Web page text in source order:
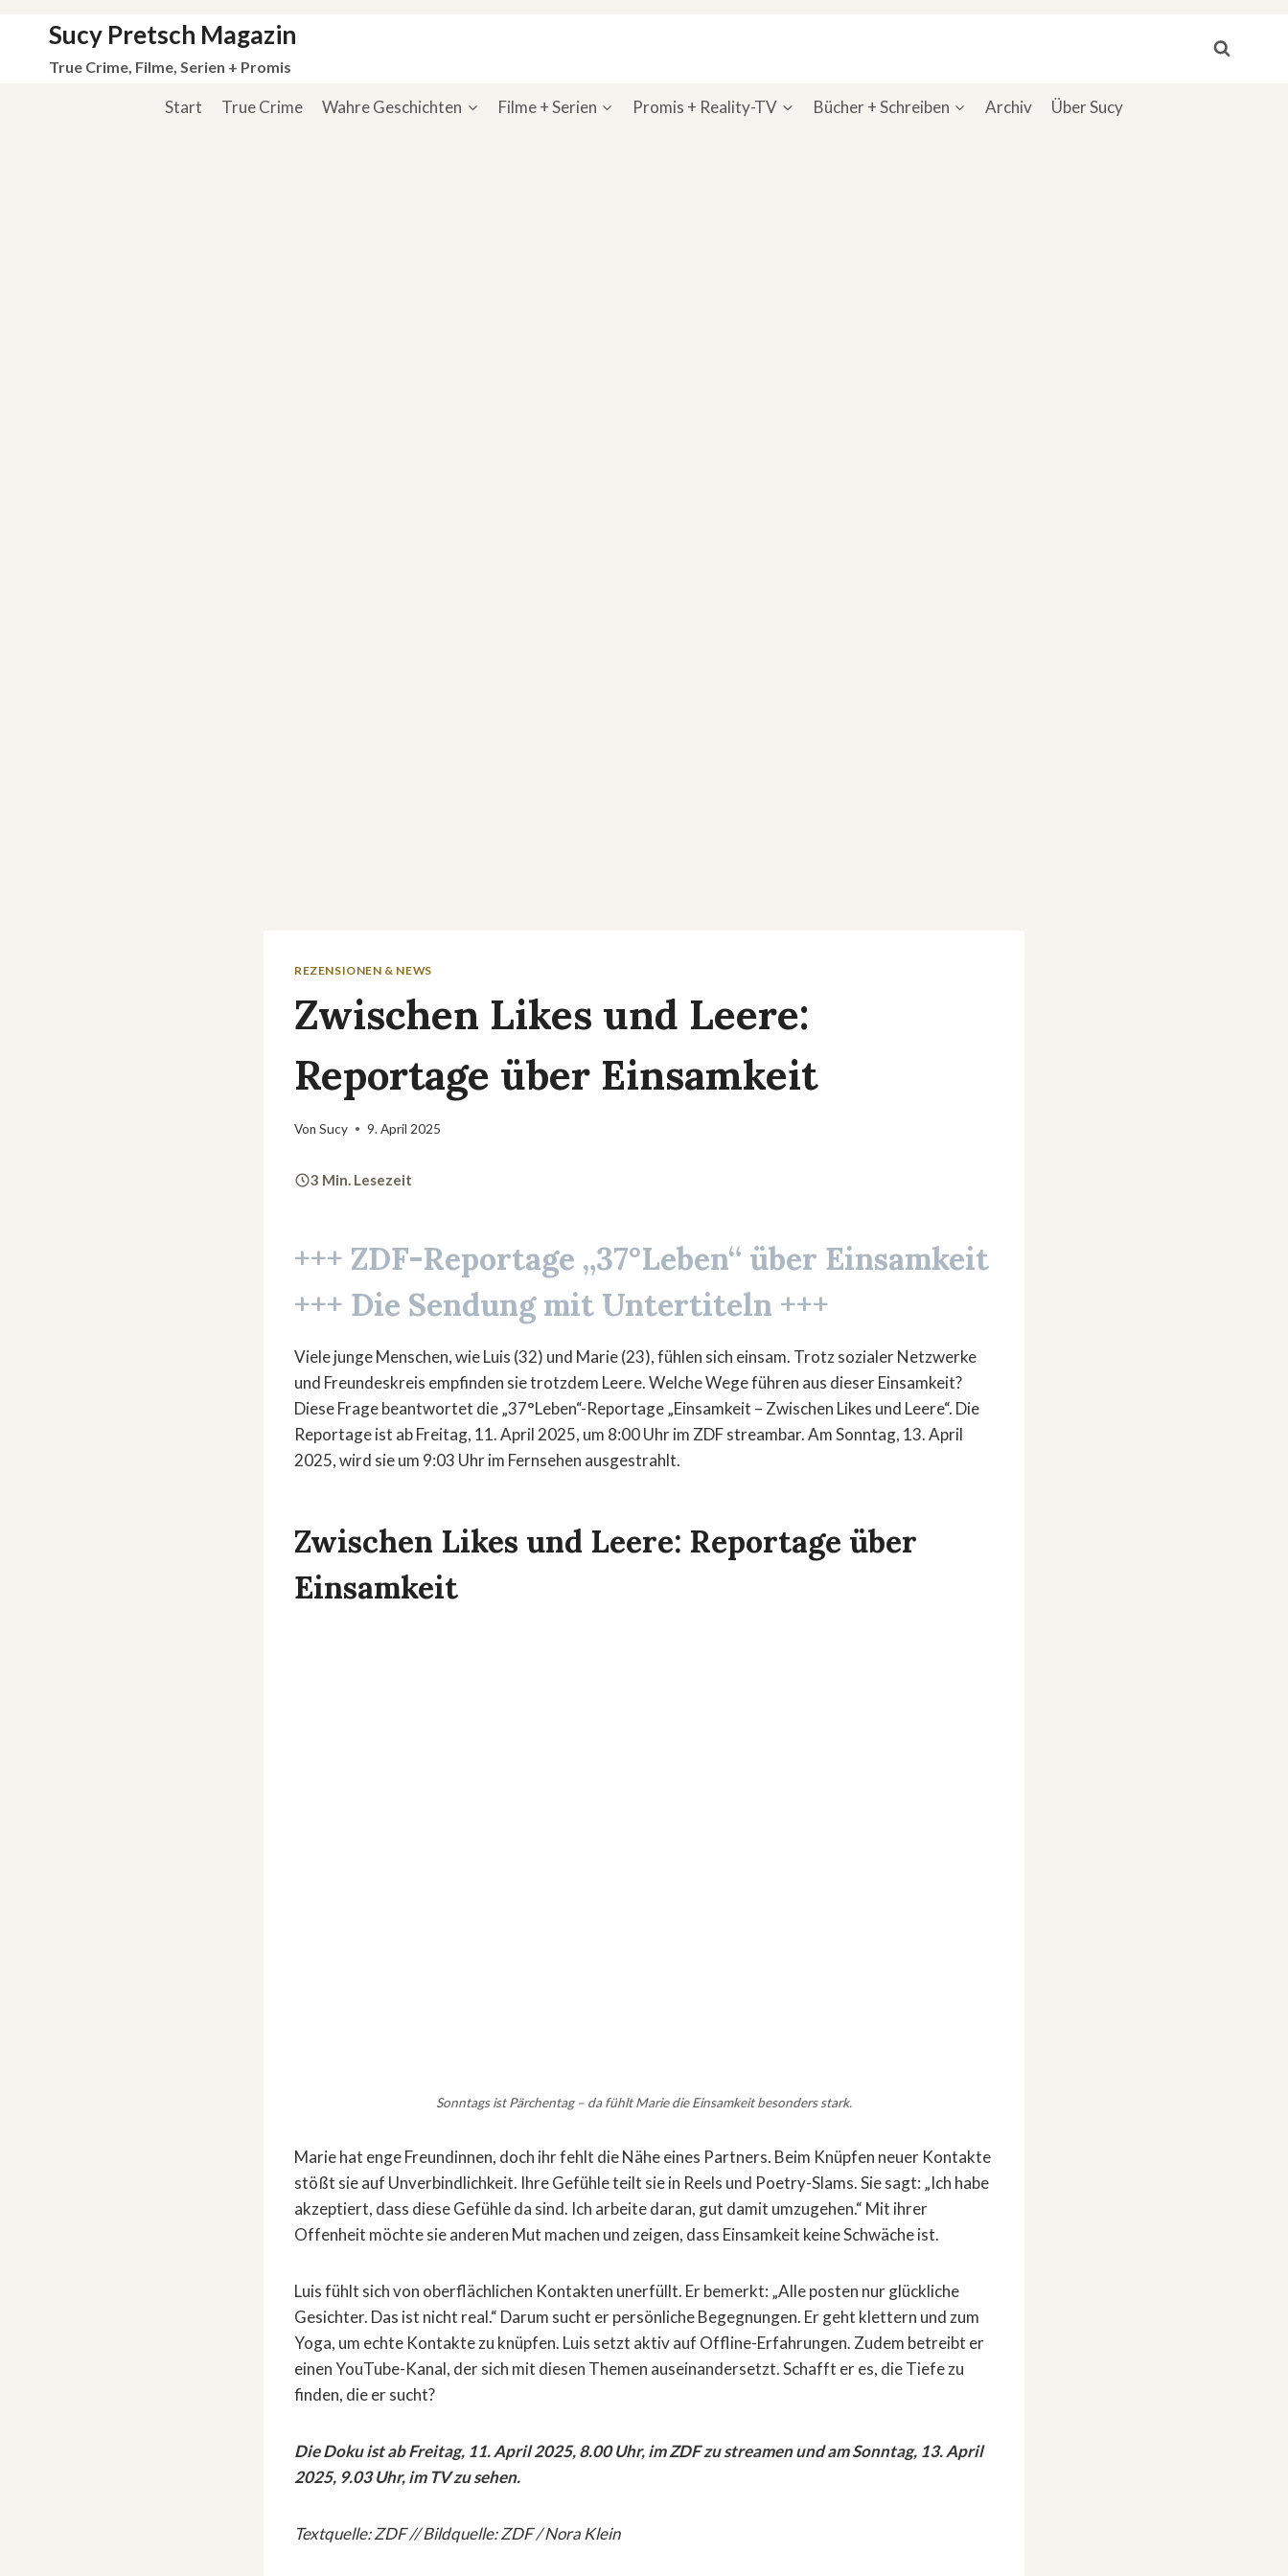
springen
Sucy Pretsch Magazin
True Crime, Filme, Serien + Promis
Start True Crime Wahre Geschichten Filme + Serien Promis + Reality-TV Bücher + Schreiben Archiv Über Sucy
REZENSIONEN & NEWS
Zwischen Likes und Leere:
Reportage über Einsamkeit
Von Sucy 9. April 2025
3 Min. Lesezeit
+++ ZDF-Reportage „37°Leben“ über Einsamkeit
+++ Die Sendung mit Untertiteln +++
Viele junge Menschen, wie Luis (32) und Marie (23), fühlen sich einsam. Trotz sozialer Netzwerke
und Freundeskreis empfinden sie trotzdem Leere. Welche Wege führen aus dieser Einsamkeit?
Diese Frage beantwortet die „37°Leben“-Reportage „Einsamkeit – Zwischen Likes und Leere“. Die
Reportage ist ab Freitag, 11. April 2025, um 8:00 Uhr im ZDF streambar. Am Sonntag, 13. April
2025, wird sie um 9:03 Uhr im Fernsehen ausgestrahlt.
Zwischen Likes und Leere: Reportage über
Einsamkeit
Sonntags ist Pärchentag – da fühlt Marie die Einsamkeit besonders stark.
Marie hat enge Freundinnen, doch ihr fehlt die Nähe eines Partners. Beim Knüpfen neuer Kontakte
stößt sie auf Unverbindlichkeit. Ihre Gefühle teilt sie in Reels und Poetry-Slams. Sie sagt: „Ich habe
akzeptiert, dass diese Gefühle da sind. Ich arbeite daran, gut damit umzugehen.“ Mit ihrer
Offenheit möchte sie anderen Mut machen und zeigen, dass Einsamkeit keine Schwäche ist.
Luis fühlt sich von oberflächlichen Kontakten unerfüllt. Er bemerkt: „Alle posten nur glückliche
Gesichter. Das ist nicht real.“ Darum sucht er persönliche Begegnungen. Er geht klettern und zum
Yoga, um echte Kontakte zu knüpfen. Luis setzt aktiv auf Offline-Erfahrungen. Zudem betreibt er
einen YouTube-Kanal, der sich mit diesen Themen auseinandersetzt. Schafft er es, die Tiefe zu
finden, die er sucht?
Die Doku ist ab Freitag, 11. April 2025, 8.00 Uhr, im ZDF zu streamen und am Sonntag, 13. April
2025, 9.03 Uhr, im TV zu sehen.
Textquelle: ZDF // Bildquelle: ZDF / Nora Klein